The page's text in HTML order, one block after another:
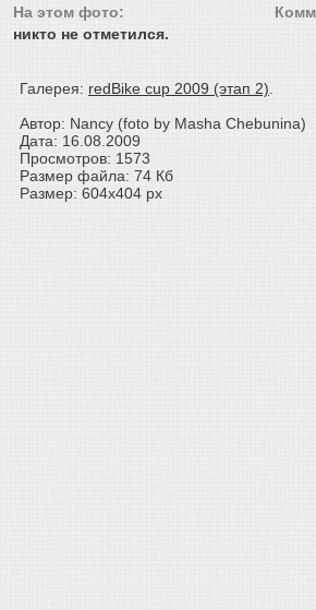
На этом фото:
никто не отметился.
Галерея: redBike cup 2009 (этап 2)
Автор: Nancy (foto by Masha Chebunina)
Дата: 16.08.2009
Просмотров: 1573
Размер файла: 74 Кб
Размер: 604x404 px